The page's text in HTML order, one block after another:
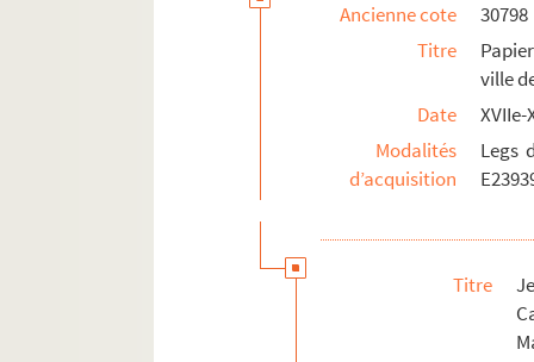
Série 49, Législation et réglementation
Ancienne cote
30798
Titre
ville
Date
XVIIe-
Modalités
d’acquisition
Legs
Titre